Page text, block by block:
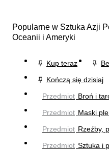
Popularne w Sztuka Azji
Oceanii i Ameryki
Kup teraz
Kończą się dzisiaj
Przedmiot Broń i
Przedmiot Maski
Przedmiot Rzeźby,
Przedmiot Sztuka i